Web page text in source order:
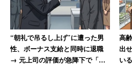
ます。
“朝礼で吊るし上げ”に遭った男
性、ボーナス支給と同時に退職
→ 元上司の評価が急降下で「ザ
高
出
い